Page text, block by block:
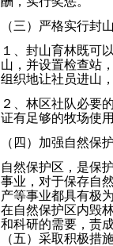
（三）严格实行封
１、封山育林既可
山，并设置检查站
组织地让社员进山
２、林区社队必要
证有足够的牧场使
（四）加强自然保
自然保护区，是保
事业，对于保存自
产等事业都具有极
在自然保护区内毁
和科研的需要，责
（五）采取积极措